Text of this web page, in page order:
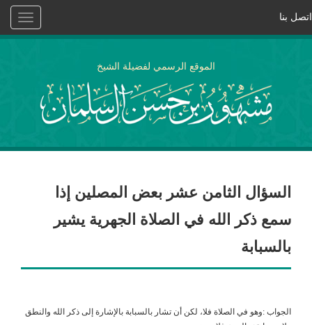
Toggle
اتصل بنا
الموقع الرسمي لفضيلة الشيخ
السؤال الثامن عشر بعض المصلين إذا
سمع ذكر الله في الصلاة الجهرية يشير
بالسبابة
الجواب :وهو في الصلاة فلا، لكن أن تشار بالسبابة بالإشارة إلى ذكر الله والنطق